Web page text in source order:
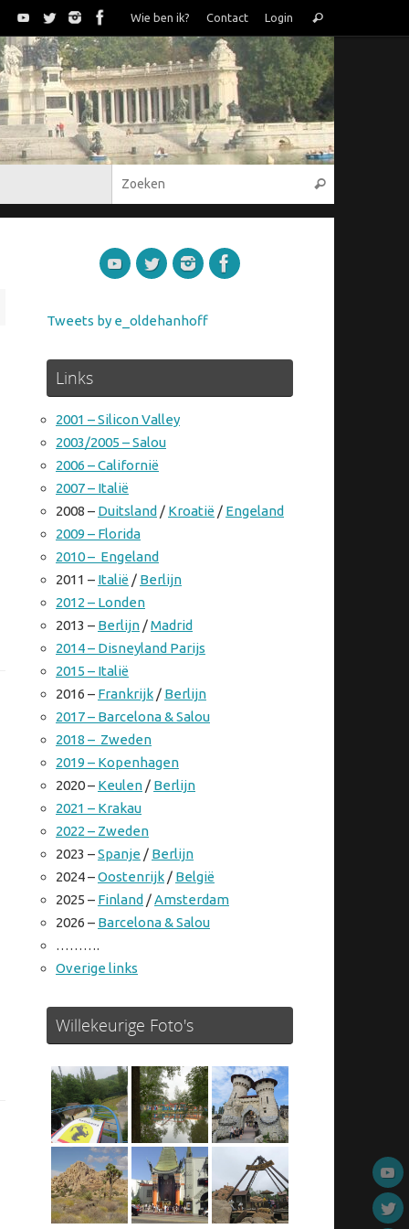
Wie ben ik? Contact Login
naar:
Zoeken
Zoeken
Tweets by e_oldehanhoff
Links
2001 – Silicon Valley
2003/2005 – Salou
2006 – Californië
2007 – Italië
2008 – Duitsland / Kroatië / Engeland
2009 – Florida
2010 – Engeland
2011 – Italië / Berlijn
2012 – Londen
2013 – Berlijn /Madrid
2014 – Disneyland Parijs
2015 – Italië
2016 – Frankrijk / Berlijn
2017 – Barcelona & Salou
2018 – Zweden
2019 – Kopenhagen
2020 – Keulen / Berlijn
2021 – Krakau
2022 – Zweden
2023 –Spanje / Berlijn
2024 –Oostenrijk / België
2025 – Finland /Amsterdam
2026 – Barcelona & Salou
……….
Overige links
Willekeurige Foto's